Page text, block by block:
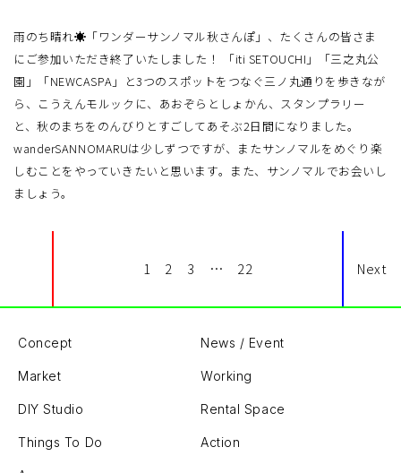
雨のち晴れ☀️「ワンダーサンノマル秋さんぽ」、たくさんの皆さま
にご参加いただき終了いたしました！ 「iti SETOUCHI」「三之丸公
園」「NEWCASPA」と3つのスポットをつなぐ三ノ丸通りを歩きなが
ら、こうえんモルックに、あおぞらとしょかん、スタンプラリー
と、秋のまちをのんびりとすごしてあそぶ2日間になりました。
wanderSANNOMARUは少しずつですが、またサンノマルをめぐり楽
しむことをやっていきたいと思います。また、サンノマルでお会いし
ましょう。
1 2 3 … 22 Next
Concept News / Event
Market Working
DIY Studio Rental Space
Things To Do Action